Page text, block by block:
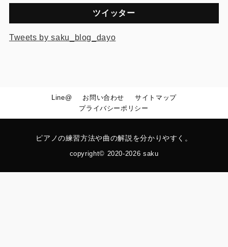
ツイッター
Tweets by saku_blog_dayo
Line@ お問い合わせ
サイトマップ
プライバシーポリシー
ピアノの練習方法や曲の解説を分かりやすく。
copyright© 2020-2026 saku